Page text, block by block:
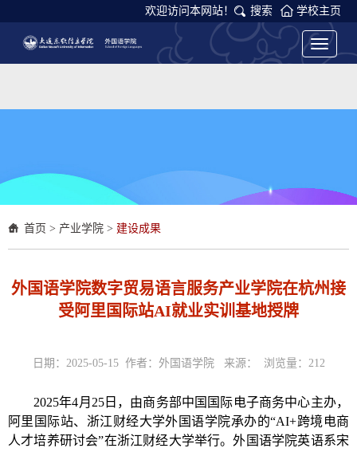
欢迎访问本网站！ 搜索 学校主页
Toggle
首页 > 产业学院 > 建设成果
外国语学院数字贸易语言服务产业学院在杭州接
受阿里国际站AI就业实训基地授牌
日期：2025-05-15 作者：外国语学院 来源： 浏览量： 212
2025年4月25日，由商务部中国国际电子商务中心主办，
阿里国际站、浙江财经大学外国语学院承办的“AI+跨境电商
人才培养研讨会”在浙江财经大学举行。外国语学院英语系宋